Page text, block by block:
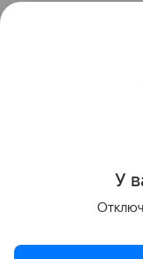
У